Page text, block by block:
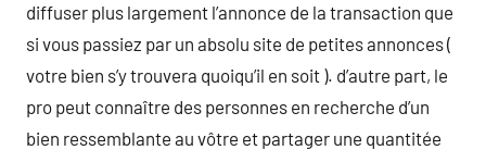
diffuser plus largement l’annonce de la transaction que
si vous passiez par un absolu site de petites annonces (
votre bien s’y trouvera quoiqu’il en soit ). d’autre part, le
pro peut connaître des personnes en recherche d’un
bien ressemblante au vôtre et partager une quantitée